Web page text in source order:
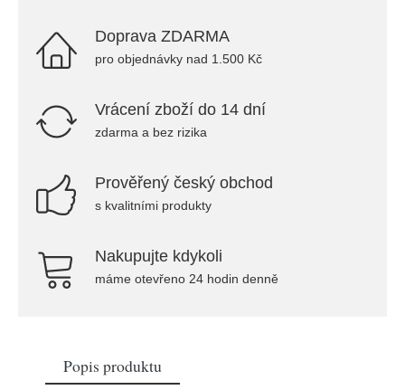
Doprava ZDARMA
pro objednávky nad 1.500 Kč
Vrácení zboží do 14 dní
zdarma a bez rizika
Prověřený český obchod
s kvalitními produkty
Nakupujte kdykoli
máme otevřeno 24 hodin denně
Popis produktu